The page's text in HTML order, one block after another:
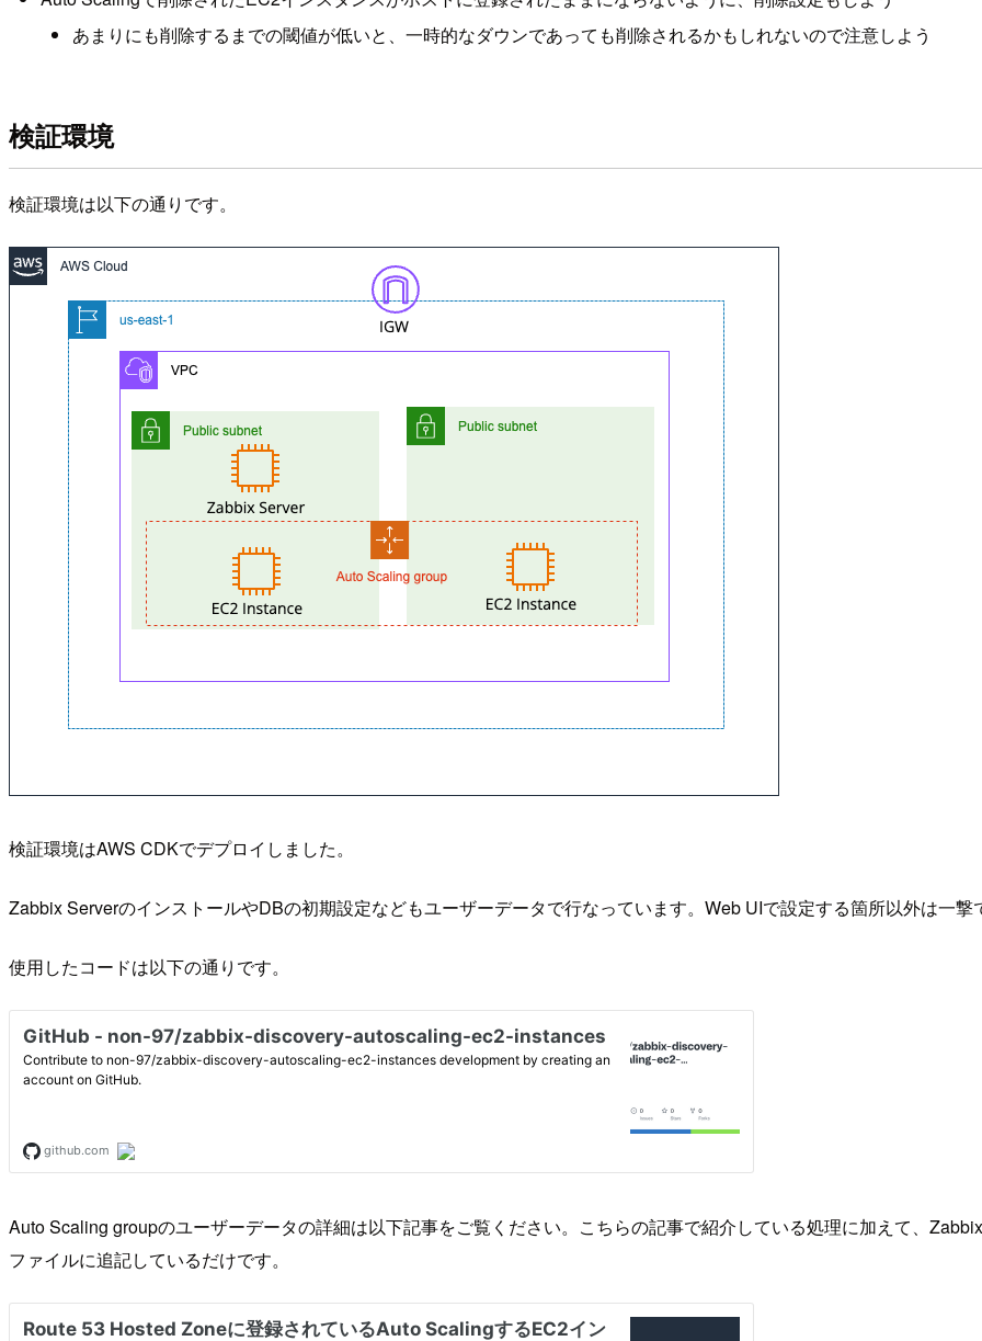
あまりにも削除するまでの閾値が低いと、一時的なダウンであっても削除されるかもしれないので注意しよう
検証環境
検証環境は以下の通りです。
検証環境はAWS CDKでデプロイしました。
Zabbix ServerのインストールやDBの初期設定などもユーザーデータで行なっています。Web UIで設定する箇所以外は一撃
使用したコードは以下の通りです。
Auto Scaling groupのユーザーデータの詳細は以下記事をご覧ください。こちらの記事で紹介している処理に加えて、
ファイルに追記しているだけです。